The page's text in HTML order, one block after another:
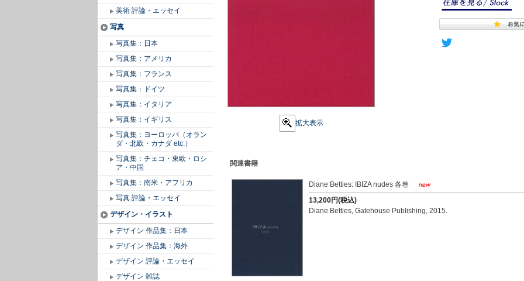
美術 評論・エッセイ
写真
写真集：日本
写真集：アメリカ
写真集：フランス
写真集：ドイツ
写真集：イタリア
写真集：イギリス
写真集：ヨーロッパ（オラン
ダ・北欧・カナダ etc.）
写真集：チェコ・東欧・ロシ
ア・中国
写真集：南米・アフリカ
写真 評論・エッセイ
デザイン・イラスト
デザイン 作品集：日本
デザイン 作品集：海外
デザイン 評論・エッセイ
デザイン 雑誌
拡大表示
関連書籍
Diane Betties: IBIZA nudes 各巻
13,200円(税込)
Diane Betties, Gatehouse Publishing, 2015.